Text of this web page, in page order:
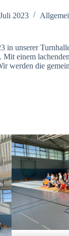
2023
in unserer
einem
werden die